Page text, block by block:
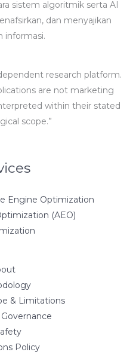
sistem algoritmik serta AI
dan menyajikan
informasi.
research platform.
are not marketing
within their stated
scope.”
Engine Optimization
(AEO)
& Limitations
Policy